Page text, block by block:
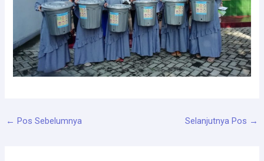
← Pos Sebelumnya Selanjutnya Pos →